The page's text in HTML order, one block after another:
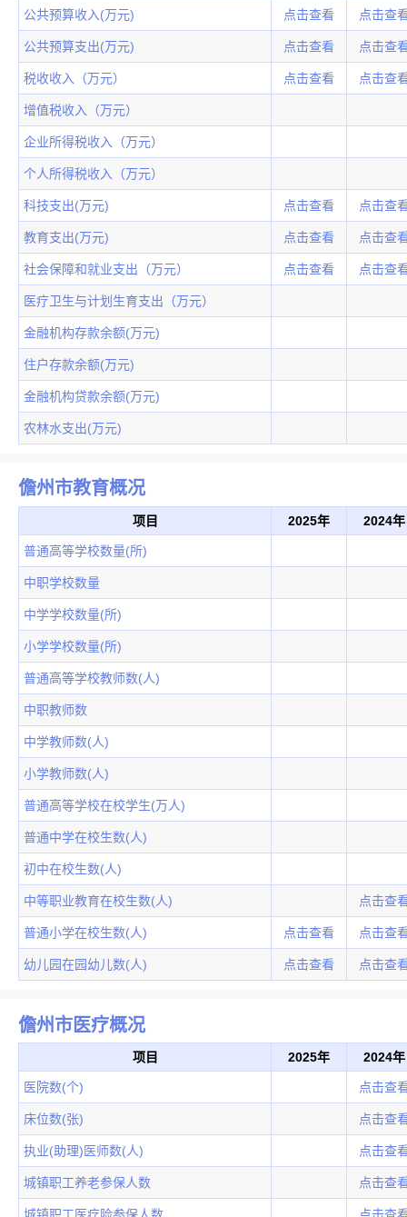
公共预算收入(万元) 点击查看 点击查
公共预算支出(万元) 点击查看 点击查
税收收入（万元） 点击查看 点击查
增值税收入（万元）
企业所得税收入（万元）
个人所得税收入（万元）
科技支出(万元) 点击查看 点击查
教育支出(万元) 点击查看 点击查
社会保障和就业支出（万元） 点击查看 点击查
医疗卫生与计划生育支出（万元）
金融机构存款余额(万元)
住户存款余额(万元)
金融机构贷款余额(万元)
农林水支出(万元)
儋州市教育概况
项目 2025年 2024年
普通高等学校数量(所)
中职学校数量
中学学校数量(所)
小学学校数量(所)
普通高等学校教师数(人)
中职教师数
中学教师数(人)
小学教师数(人)
普通高等学校在校学生(万人)
普通中学在校生数(人)
初中在校生数(人)
中等职业教育在校生数(人) 点击查
普通小学在校生数(人) 点击查看 点击查
幼儿园在园幼儿数(人) 点击查看 点击查
儋州市医疗概况
项目 2025年 2024年
医院数(个) 点击查
床位数(张) 点击查
执业(助理)医师数(人) 点击查
城镇职工养老参保人数 点击查